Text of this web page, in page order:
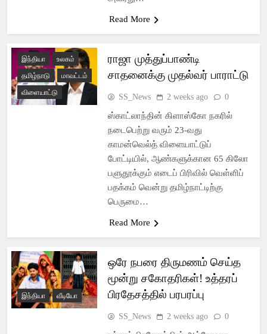
Read More
இந்தியா
உலகம்
தமிழ்நாடு
மாவட்டம்
விளையாட்டு
ராஜா முத்துப்பாண்டி
சாதனைக்கு முதல்வர் பாராட்டு
SS_News 2 weeks ago 0
ஸ்காட்லாந்தின் கிளாஸ்கோ நகரில்
நடைபெற்று வரும் 23-வது
காமன்வெல்த் விளையாட்டுப்
போட்டியில், ஆண்களுக்கான 65 கிலோ
பளுதூக்கும் எடைப் பிரிவில் வெள்ளிப்
பதக்கம் வென்று தமிழ்நாட்டிற்கு
பெருமை…
Read More
இந்தியா வீடியோ
ஒரே நபரை திருமணம் செய்த
மூன்று சகோதரிகள்! உத்தரப்
பிரதேசத்தில் பரபரப்பு
SS_News 2 weeks ago 0